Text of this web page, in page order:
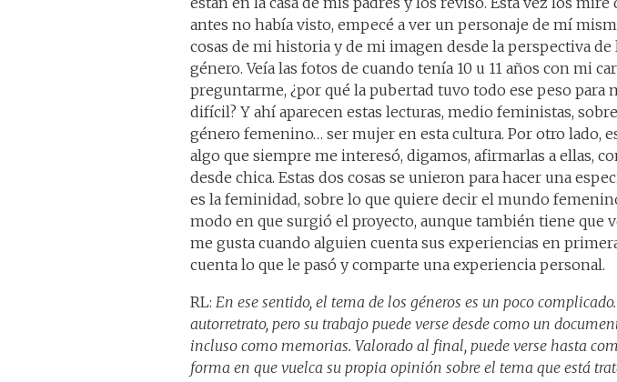
antes no había visto, empecé a ver un personaje de mí
cosas de mi historia y de mi imagen desde la perspectiva
género. Veía las fotos de cuando tenía 10 u 11 años con mi
preguntarme, ¿por qué la pubertad tuvo todo ese peso para
difícil? Y ahí aparecen estas lecturas, medio feministas,
género femenino… ser mujer en esta cultura. Por otro lado,
algo que siempre me interesó, digamos, afirmarlas a ellas,
desde chica. Estas dos cosas se unieron para hacer una
es la feminidad, sobre lo que quiere decir el mundo
modo en que surgió el proyecto, aunque también tiene que
me gusta cuando alguien cuenta sus experiencias en
cuenta lo que le pasó y comparte una experiencia personal.
RL: En ese sentido, el tema de los géneros es un poco
autorretrato, pero su trabajo puede verse desde como un
incluso como memorias. Valorado al final, puede verse hasta
forma en que vuelca su propia opinión sobre el tema que está